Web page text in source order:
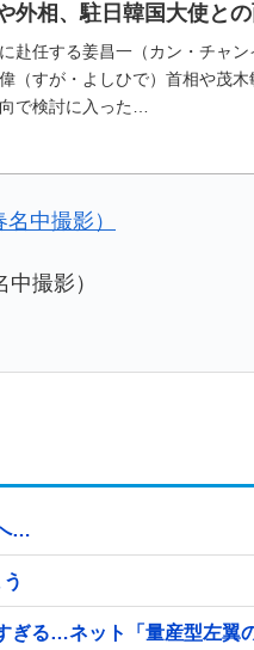
外相、駐日韓国大使と
赴任する姜昌一（カン・チャ
（すが・よしひで）首相や茂
で検討に入った…
撮影）
…
ぎる…ネット「量産型左